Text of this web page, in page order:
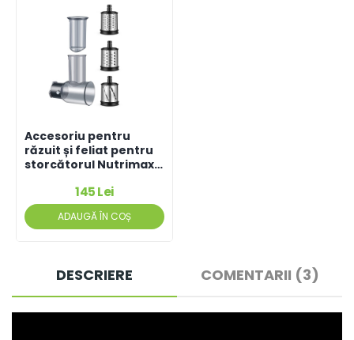
Accesoriu pentru
răzuit și feliat pentru
storcătorul Nutrimax
145 Lei
ADAUGĂ ÎN COȘ
DESCRIERE COMENTARII (3)